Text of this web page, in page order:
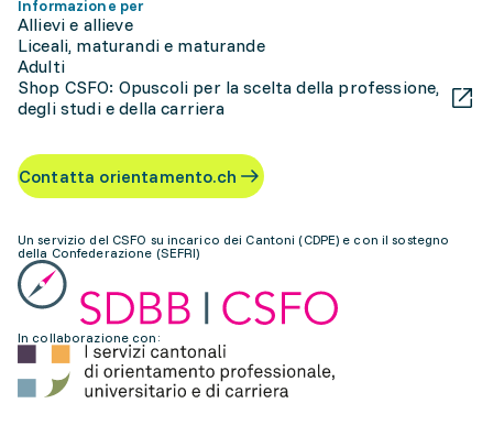
Informazione per
Allievi e allieve
Liceali, maturandi e maturande
Adulti
Shop CSFO: Opuscoli per la scelta della professione,
degli studi e della carriera
Contatta orientamento.ch
Un servizio del CSFO su incarico dei Cantoni (CDPE) e con il sostegno
della Confederazione (SEFRI)
In collaborazione con: